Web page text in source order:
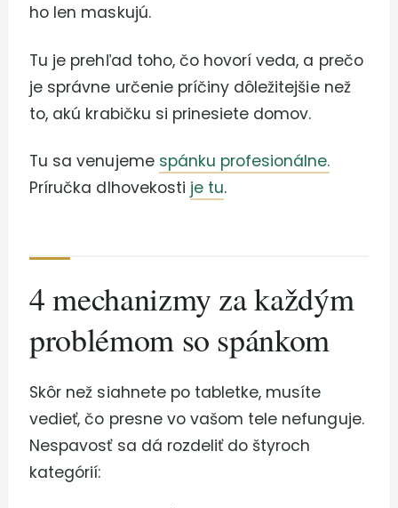
ho len maskujú.
Tu je prehľad toho, čo hovorí veda, a prečo
je správne určenie príčiny dôležitejšie než
to, akú krabičku si prinesiete domov.
Tu sa venujeme spánku profesionálne.
Príručka dlhovekosti je tu.
4 mechanizmy za každým
problémom so spánkom
Skôr než siahnete po tabletke, musíte
vedieť, čo presne vo vašom tele nefunguje.
Nespavosť sa dá rozdeliť do štyroch
kategórií: